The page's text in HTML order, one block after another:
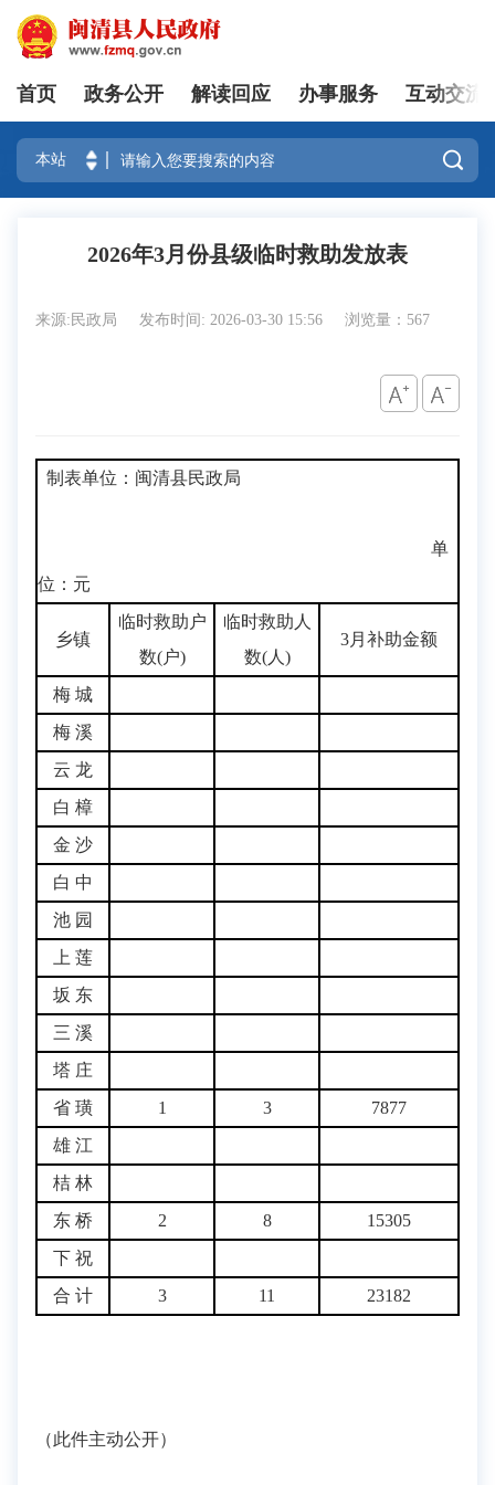
登录
首页 政务公开 解读回应 办事服务 互动交流

2026年3月份县级临时救助发放表
来源:民政局 发布时间: 2026-03-30 15:56 浏览量：567
制表单位：闽清县民政局
单
位：元
乡镇
临时救助户
数(户)
临时救助人
数(人)
3月补助金额
梅 城
梅 溪
云 龙
白 樟
金 沙
白 中
池 园
上 莲
坂 东
三 溪
塔 庄
省 璜
1 3
7877
雄 江
桔 林
东 桥
2 8
15305
下 祝
合 计
3 11 23182
（此件主动公开）